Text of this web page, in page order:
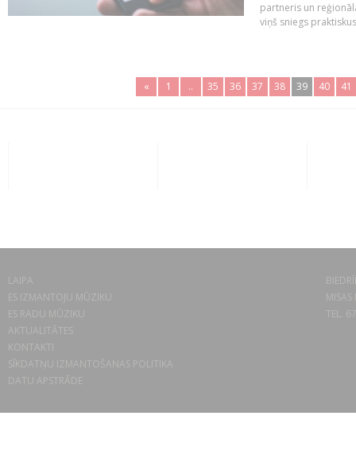
partneris un
viņš sniegs
« 1 .. 35 36 37 38 39 40 41
LAIPA
ES IZMANTOJU MŪZIKU
ES RADU MŪZIKU
AKTUALITĀTES
KONTAKTI
SĪKDATŅU IZMANTOŠANAS POLITIKA
DATU APSTRĀDE
TEL.